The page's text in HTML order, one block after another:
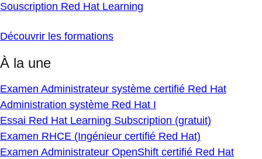
Souscription Red Hat Learning
Découvrir les formations
À la une
Examen Administrateur système certifié Red Hat
Administration système Red Hat I
Essai Red Hat Learning Subscription (gratuit)
Examen RHCE (Ingénieur certifié Red Hat)
Examen Administrateur OpenShift certifié Red Hat